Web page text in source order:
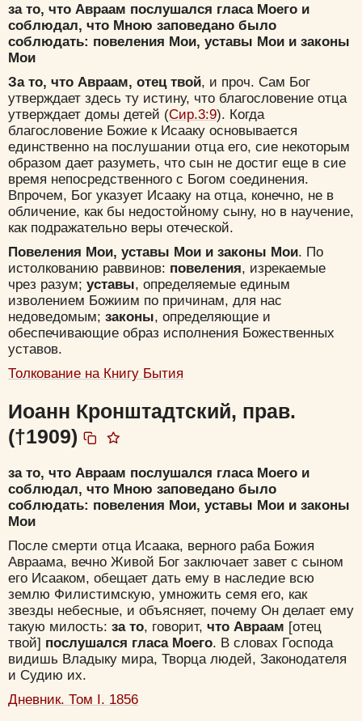
за то, что Авраам послушался гласа Моего и
соблюдал, что Мною заповедано было
соблюдать: повеления Мои, уставы Мои и законы
Мои
За то, что Авраам, отец твой, и проч. Сам Бог
утверждает здесь ту истину, что благословение отца
утверждает домы детей (Сир.3:9). Когда
благословение Божие к Исааку основывается
единственно на послушании отца его, сие некоторым
образом дает разуметь, что сын не достиг еще в сие
время непосредственного с Богом соединения.
Впрочем, Бог указует Исааку на отца, конечно, не в
обличение, как бы недостойному сыну, но в научение,
как подражательно веры отеческой.
Повеления Мои, уставы Мои и законы Мои. По
истолкованию раввинов: повеления, изрекаемые
чрез разум; уставы, определяемые единым
изволением Божиим по причинам, для нас
недоведомым; законы, определяющие и
обеспечивающие образ исполнения Божественных
уставов.
Толкование на Книгу Бытия
Иоанн Кронштадтский, прав.
(†1909)
за то, что Авраам послушался гласа Моего и
соблюдал, что Мною заповедано было
соблюдать: повеления Мои, уставы Мои и законы
Мои
После смерти отца Исаака, верного раба Божия
Авраама, вечно Живой Бог заключает завет с сыном
его Исааком, обещает дать ему в наследие всю
землю Филистимскую, умножить семя его, как
звезды небесные, и объясняет, почему Он делает ему
такую милость: за то, говорит, что Авраам [отец
твой] послушался гласа Моего. В словах Господа
видишь Владыку мира, Творца людей, Законодателя
и Судию их.
Дневник. Том I. 1856